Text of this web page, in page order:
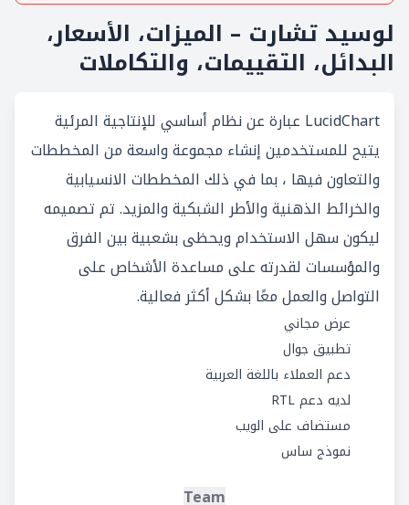
لوسيد تشارت – الميزات، الأسعار،
البدائل، التقييمات، والتكاملات
LucidChart عبارة عن نظام أساسي للإنتاجية المرئية
يتيح للمستخدمين إنشاء مجموعة واسعة من المخططات
والتعاون فيها ، بما في ذلك المخططات الانسيابية
والخرائط الذهنية والأطر الشبكية والمزيد. تم تصميمه
ليكون سهل الاستخدام ويحظى بشعبية بين الفرق
والمؤسسات لقدرته على مساعدة الأشخاص على
التواصل والعمل معًا بشكل أكثر فعالية.
عرض مجاني
تطبيق جوال
دعم العملاء باللغة العربية
لديه دعم RTL
مستضاف على الويب
نموذج ساس
Team